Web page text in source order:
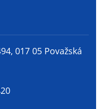
017 05 Považská